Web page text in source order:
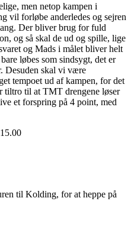
men netop kampen i
vil forløbe anderledes og sejren
Der bliver brug for fuld
og så skal de ud og spille, lige
og Mads i målet bliver helt
løbes som sindsygt, det er
Desuden skal vi være
tempoet ud af kampen, for det
tiltro til at TMT drengene løser
et forspring på 4 point, med
til Kolding, for at heppe på